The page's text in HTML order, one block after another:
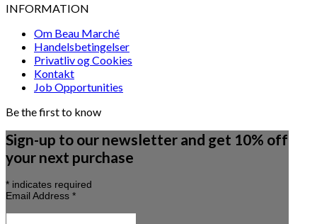
INFORMATION
Om Beau Marché
Handelsbetingelser
Privatliv og Cookies
Kontakt
Job Opportunities
Be the first to know
Sign-up to our newsletter and get 10% off
your next purchase
* indicates required
Email Address *